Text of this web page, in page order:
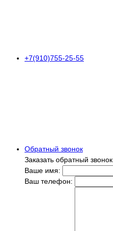
+7(910)755-25-55
Обратный звонок
Заказать обратный звонок
Ваше имя:
Ваш телефон: